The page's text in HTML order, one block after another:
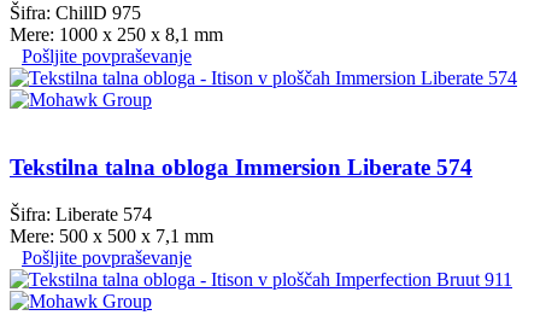
Šifra: ChillD 975
Mere: 1000 x 250 x 8,1 mm
Pošljite povpraševanje
Tekstilna talna obloga Immersion Liberate 574
Šifra: Liberate 574
Mere: 500 x 500 x 7,1 mm
Pošljite povpraševanje